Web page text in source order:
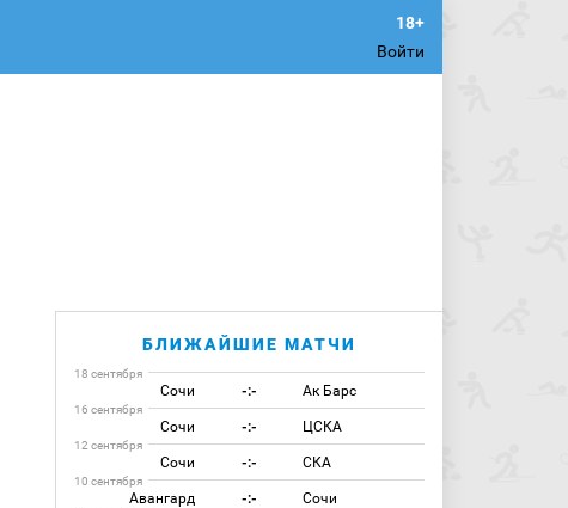
Войти
БЛИЖАЙШИЕ МАТЧИ
18 сентября
Сочи -:- Ак Барс
16 сентября
Сочи -:- ЦСКА
12 сентября
Сочи -:- СКА
10 сентября
Авангард -:- Сочи